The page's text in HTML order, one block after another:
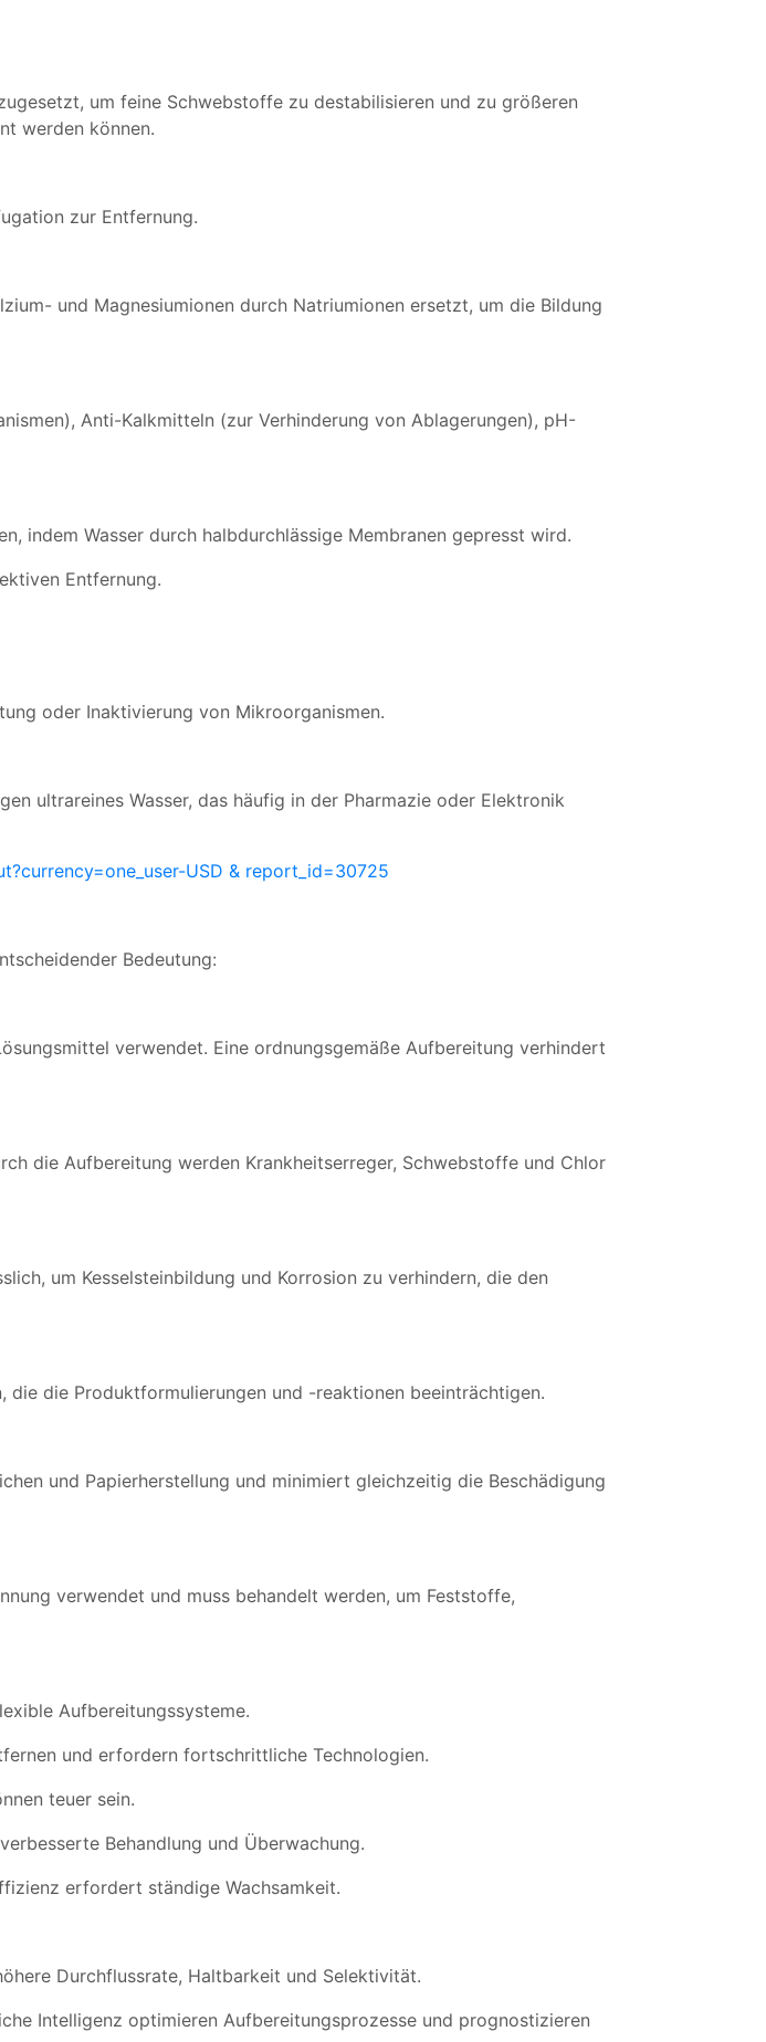
um feine Schwebstoffe zu destabilisieren und zu größeren
werden können.
zur Entfernung.
und Magnesiumionen durch Natriumionen ersetzt, um die Bildung
Anti-Kalkmitteln (zur Verhinderung von Ablagerungen), pH-
indem Wasser durch halbdurchlässige Membranen gepresst wird.
Entfernung.
oder Inaktivierung von Mikroorganismen.
ultrareines Wasser, das häufig in der Pharmazie oder Elektronik
USD & report_id=30725
Bedeutung:
verwendet. Eine ordnungsgemäße Aufbereitung verhindert
die Aufbereitung werden Krankheitserreger, Schwebstoffe und Chlor
um Kesselsteinbildung und Korrosion zu verhindern, die den
die die Produktformulierungen und -reaktionen beeinträchtigen.
und Papierherstellung und minimiert gleichzeitig die Beschädigung
verwendet und muss behandelt werden, um Feststoffe,
Aufbereitungssysteme.
und erfordern fortschrittliche Technologien.
teuer sein.
Behandlung und Überwachung.
erfordert ständige Wachsamkeit.
Durchflussrate, Haltbarkeit und Selektivität.
Intelligenz optimieren Aufbereitungsprozesse und prognostizieren